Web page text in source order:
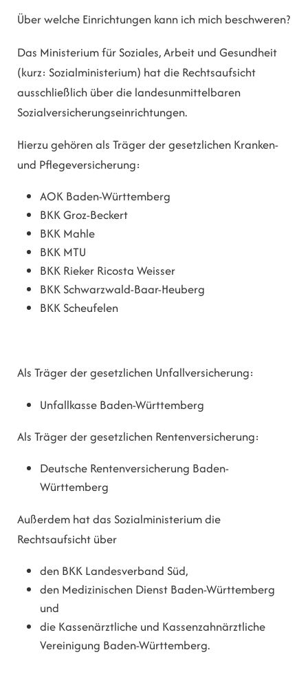
Über welche Einrichtungen kann ich mich beschweren?
Das Ministerium für Soziales, Arbeit und Gesundheit
(kurz: Sozialministerium) hat die Rechtsaufsicht
ausschließlich über die landesunmittelbaren
Sozialversicherungseinrichtungen.
Hierzu gehören als Träger der gesetzlichen Kranken-
und Pflegeversicherung:
AOK Baden-Württemberg
BKK Groz-Beckert
BKK Mahle
BKK MTU
BKK Rieker Ricosta Weisser
BKK Schwarzwald-Baar-Heuberg
BKK Scheufelen
Als Träger der gesetzlichen Unfallversicherung:
Unfallkasse Baden-Württemberg
Als Träger der gesetzlichen Rentenversicherung:
Deutsche Rentenversicherung Baden-
Württemberg
Außerdem hat das Sozialministerium die
Rechtsaufsicht über
den BKK Landesverband Süd,
den Medizinischen Dienst Baden-Württemberg
und
die Kassenärztliche und Kassenzahnärztliche
Vereinigung Baden-Württemberg.